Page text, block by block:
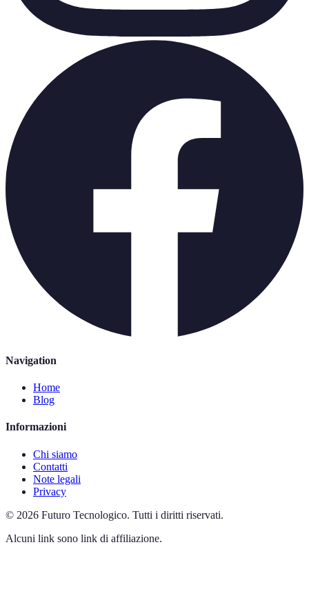
Navigation
Home
Blog
Informazioni
Chi siamo
Contatti
Note legali
Privacy
© 2026 Futuro Tecnologico. Tutti i diritti riservati.
Alcuni link sono link di affiliazione.